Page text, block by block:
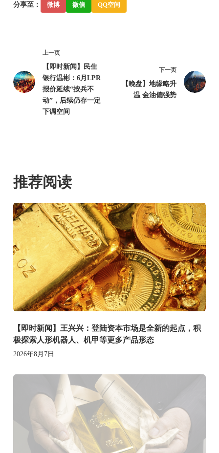
分享至： 微博 微信 QQ空间
上一页
【即时新闻】民生
银行温彬：6月LPR
报价延续“按兵不
动”，后续仍存一定
下调空间
下一页
【晚盘】地缘略升
温 金油偏强势
推荐阅读
【即时新闻】王兴兴：登陆资本市场是全新的起点，积
极探索人形机器人、机甲等更多产品形态
2026年8月7日